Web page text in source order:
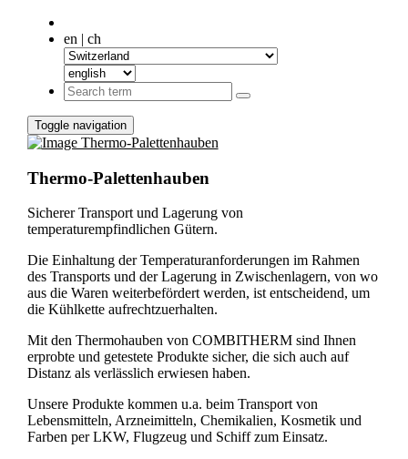
en | ch
Toggle navigation
Thermo-Palettenhauben
Sicherer Transport und Lagerung von
temperaturempfindlichen Gütern.
Die Einhaltung der Temperaturanforderungen im Rahmen
des Transports und der Lagerung in Zwischenlagern, von wo
aus die Waren weiterbefördert werden, ist entscheidend, um
die Kühlkette aufrechtzuerhalten.
Mit den Thermohauben von COMBITHERM sind Ihnen
erprobte und getestete Produkte sicher, die sich auch auf
Distanz als verlässlich erwiesen haben.
Unsere Produkte kommen u.a. beim Transport von
Lebensmitteln, Arzneimitteln, Chemikalien, Kosmetik und
Farben per LKW, Flugzeug und Schiff zum Einsatz.